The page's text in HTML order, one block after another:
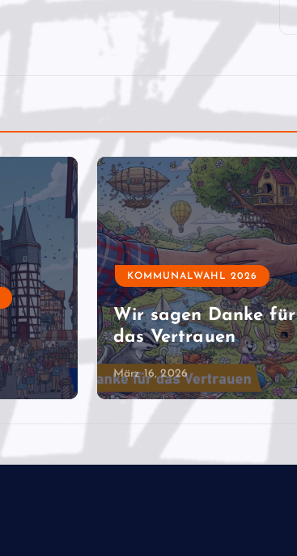
KOMMUNALWAHL 2026
Wir sagen Danke für
das Vertrauen
März 16, 2026